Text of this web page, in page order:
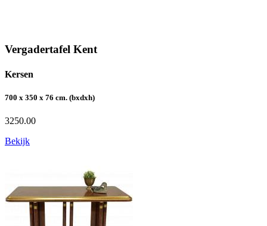
Vergadertafel Kent
Kersen
700 x 350 x 76 cm. (bxdxh)
3250.00
Bekijk